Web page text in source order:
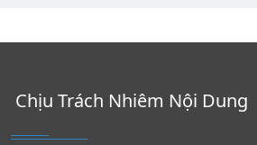
Chịu Trách Nhiêm Nội Dung